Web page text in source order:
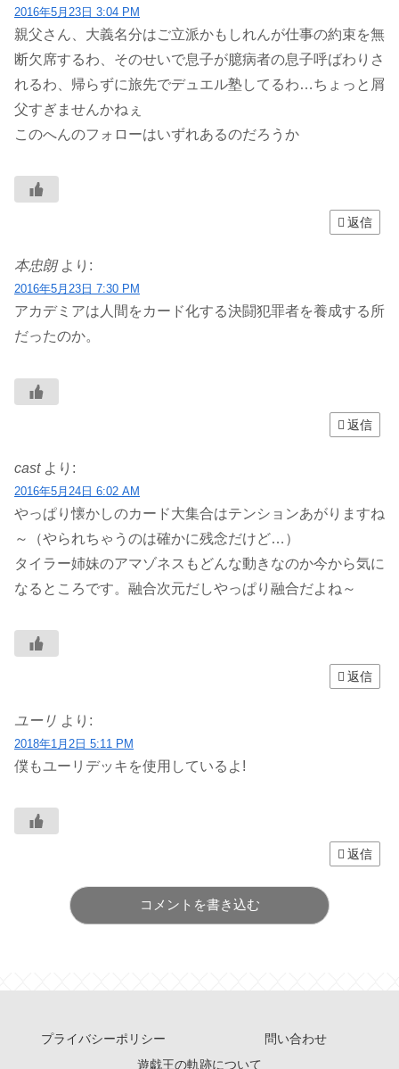
2016年5月23日 3:04 PM
親父さん、大義名分はご立派かもしれんが仕事の約束を無
断欠席するわ、そのせいで息子が臆病者の息子呼ばわりさ
れるわ、帰らずに旅先でデュエル塾してるわ…ちょっと屑
父すぎませんかねぇ
このへんのフォローはいずれあるのだろうか
返信
本忠朗 より:
2016年5月23日 7:30 PM
アカデミアは人間をカード化する決闘犯罪者を養成する所
だったのか。
返信
cast より:
2016年5月24日 6:02 AM
やっぱり懐かしのカード大集合はテンションあがりますね
～（やられちゃうのは確かに残念だけど…）
タイラー姉妹のアマゾネスもどんな動きなのか今から気に
なるところです。融合次元だしやっぱり融合だよね～
返信
ユーリ より:
2018年1月2日 5:11 PM
僕もユーリデッキを使用しているよ!
返信
コメントを書き込む
プライバシーポリシー
問い合わせ
遊戯王の軌跡について